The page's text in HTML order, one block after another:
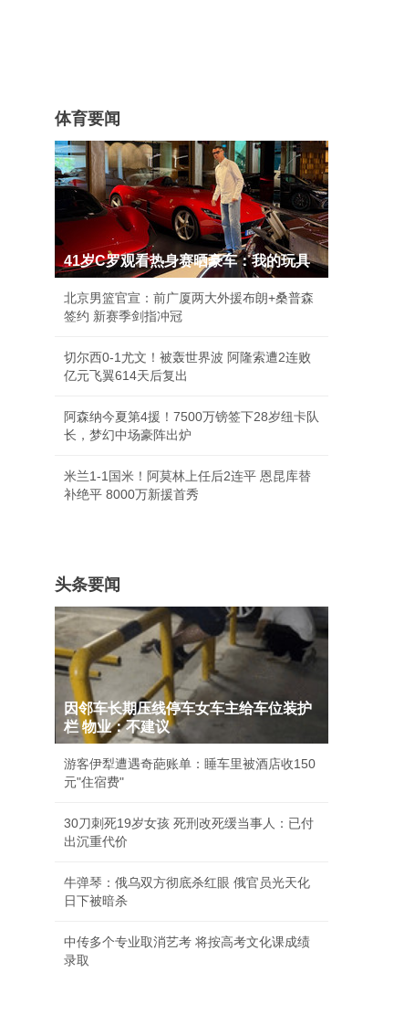
体育要闻
41岁C罗观看热身赛晒豪车：我的玩具
北京男篮官宣：前广厦两大外援布朗+桑普森
签约 新赛季剑指冲冠
切尔西0-1尤文！被轰世界波 阿隆索遭2连败
亿元飞翼614天后复出
阿森纳今夏第4援！7500万镑签下28岁纽卡队
长，梦幻中场豪阵出炉
米兰1-1国米！阿莫林上任后2连平 恩昆库替
补绝平 8000万新援首秀
头条要闻
因邻车长期压线停车女车主给车位装护
栏 物业：不建议
游客伊犁遭遇奇葩账单：睡车里被酒店收150
元"住宿费"
30刀刺死19岁女孩 死刑改死缓当事人：已付
出沉重代价
牛弹琴：俄乌双方彻底杀红眼 俄官员光天化
日下被暗杀
中传多个专业取消艺考 将按高考文化课成绩
录取